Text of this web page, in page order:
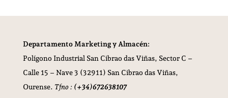
Departamento Marketing y Almacén:
Polígono Industrial San Cibrao das Viñas, Sector C –
Calle 15 – Nave 3 (32911) San Cibrao das Viñas,
Ourense. Tfno : (+34)672638107